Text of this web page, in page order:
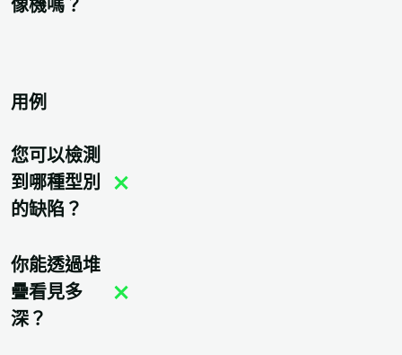
像機嗎？
用例
您可以檢測
到哪種型別
的缺陷？
你能透過堆
疊看見多
深？